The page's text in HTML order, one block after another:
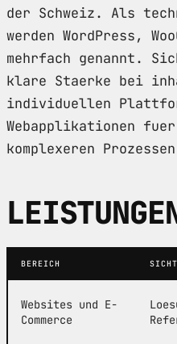
der Schweiz. Als
werden WordPress,
mehrfach genannt.
klare Staerke bei
individuellen
Webapplikationen
komplexeren
BEREICH
Websites und E-
Commerce